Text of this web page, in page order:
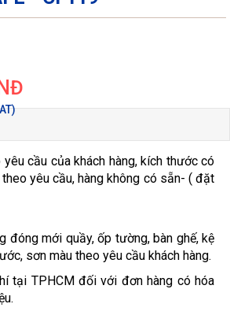
yêu cầu của khách hàng, kích thước có
yêu cầu, hàng không có sẵn- ( đặt
đóng mới quầy, ốp tường, bàn ghế, kệ
sơn màu theo yêu cầu khách hàng.
tại TPHCM đối với đơn hàng có hóa